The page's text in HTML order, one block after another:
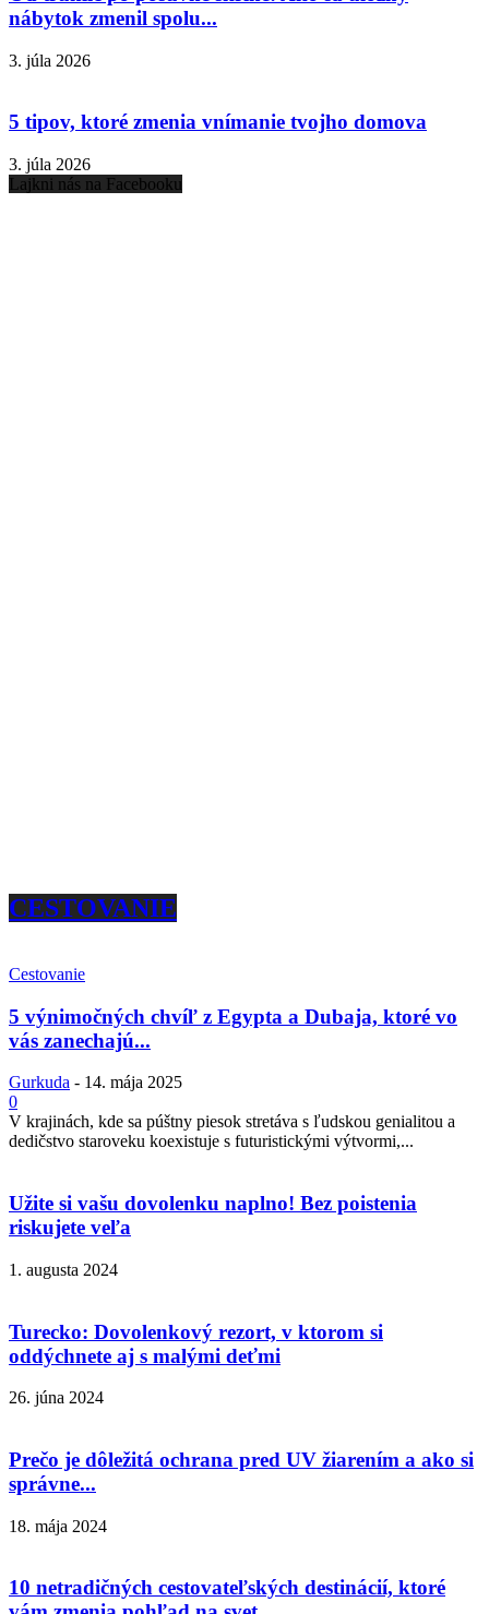
nábytok zmenil spolu...
3. júla 2026
5 tipov, ktoré zmenia vnímanie tvojho domova
3. júla 2026
Lajkni nás na Facebooku
CESTOVANIE
Cestovanie
5 výnimočných chvíľ z Egypta a Dubaja, ktoré vo
vás zanechajú...
Gurkuda - 14. mája 2025
0
V krajinách, kde sa púštny piesok stretáva s ľudskou genialitou a
dedičstvo staroveku koexistuje s futuristickými výtvormi,...
Užite si vašu dovolenku naplno! Bez poistenia
riskujete veľa
1. augusta 2024
Turecko: Dovolenkový rezort, v ktorom si
oddýchnete aj s malými deťmi
26. júna 2024
Prečo je dôležitá ochrana pred UV žiarením a ako si
správne...
18. mája 2024
10 netradičných cestovateľských destinácií, ktoré